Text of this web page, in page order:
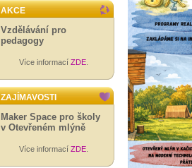
AKCE
Vzdělávání pro
pedagogy
Více informací ZDE
ZAJÍMAVOSTI
Maker Space pro školy
v Otevřeném mlýně
Více informací ZDE